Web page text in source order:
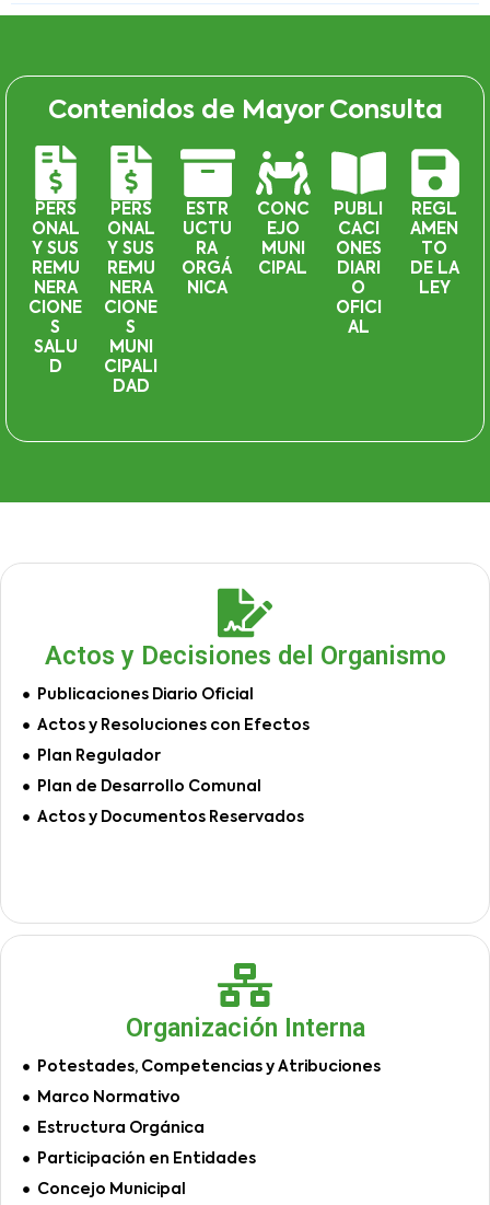
Contenidos de Mayor Consulta
PERS
ONAL
Y SUS
REMU
NERA
CIONE
S
SALU
D
PERS
ONAL
Y SUS
REMU
NERA
CIONE
S
MUNI
CIPALI
DAD
ESTR
UCTU
RA
ORGÁ
NICA
CONC
EJO
MUNI
CIPAL
PUBLI
CACI
ONES
DIARI
O
OFICI
AL
REGL
AMEN
TO
DE LA
LEY
Actos y Decisiones del Organismo
Publicaciones Diario Oficial
Actos y Resoluciones con Efectos
Plan Regulador
Plan de Desarrollo Comunal
Actos y Documentos Reservados
Organización Interna
Potestades, Competencias y Atribuciones
Marco Normativo
Estructura Orgánica
Participación en Entidades
Concejo Municipal